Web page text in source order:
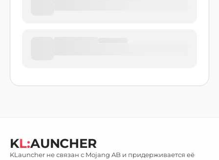
KL:AUNCHER
KLauncher не связан с Mojang AB и придерживается её